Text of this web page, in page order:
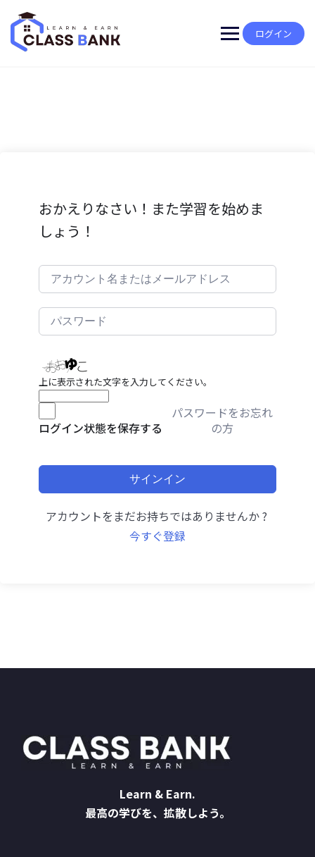
content
ログイン
おかえりなさい！また学習を始めま
しょう！
上に表示された文字を入力してください。
ログイン状態を保存する
パスワードをお忘れ
の方
サインイン
アカウントをまだお持ちではありませんか ?
今すぐ登録
Learn & Earn.
最高の学びを、拡散しよう。